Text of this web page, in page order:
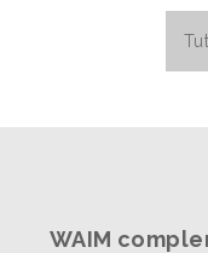
WAIM